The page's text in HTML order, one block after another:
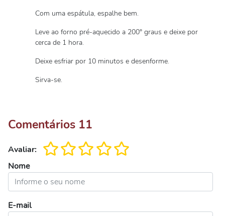
Com uma espátula, espalhe bem.
Leve ao forno pré-aquecido a 200° graus e deixe por
cerca de 1 hora.
Deixe esfriar por 10 minutos e desenforme.
Sirva-se.
Comentários 11
Avaliar:
Nome
E-mail